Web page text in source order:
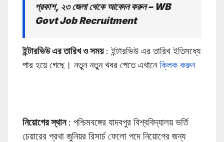
প্রকাশ, ২৩ জেলা থেকে আবেদন করুন – WB
Govt Job Recruitment
ইন্টারভিউ এর তারিখ ও সময়: ইন্টারভিউ এর তারিখ ইতিমধ্যে
পার হয়ে গেছে। নতুন নতুন খবর পেতে এখানেক্লিক করুন
নিয়োগের স্থান: পশ্চিমবঙ্গের যাদবপুর বিশ্ববিদ্যালয় ভর্তি
চেয়ারের প্রথা জুনিয়র রিসার্চ ফেলো পদে নিয়োগের জন্য